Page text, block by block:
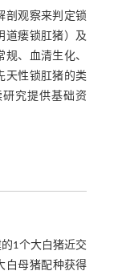
剖观察来判定锁
道瘘锁肛猪）及
、血清生化、
天性锁肛猪的类
究提供基础资
1个大白猪近交
白母猪配种获得